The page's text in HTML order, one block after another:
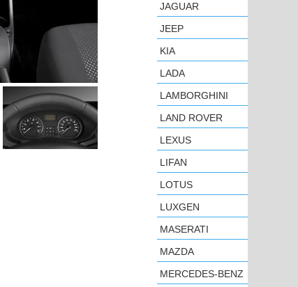
JAGUAR
JEEP
KIA
LADA
LAMBORGHINI
LAND ROVER
LEXUS
LIFAN
LOTUS
LUXGEN
MASERATI
MAZDA
MERCEDES-BENZ